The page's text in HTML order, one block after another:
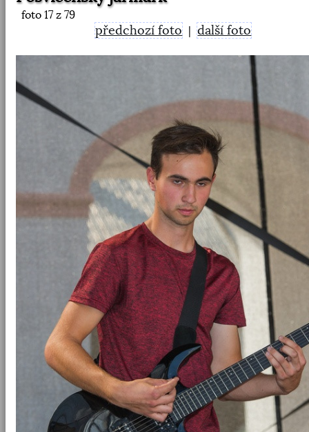
foto 17 z 79
předchozí foto |další foto